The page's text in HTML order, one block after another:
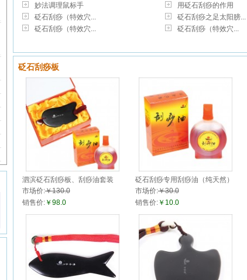
妙法调理鼠标手
用砭石刮痧的作用
砭石刮痧（特效穴...
砭石刮痧之足太阳膀...
砭石刮痧（特效穴...
砭石刮痧（特效穴...
砭石刮痧板
泗滨砭石刮痧板、刮痧油套装
市场价:￥130.0
销售价:￥98.0
砭石刮痧专用刮痧油（纯天然）
50ml
市场价:￥30.0
销售价:￥10.0